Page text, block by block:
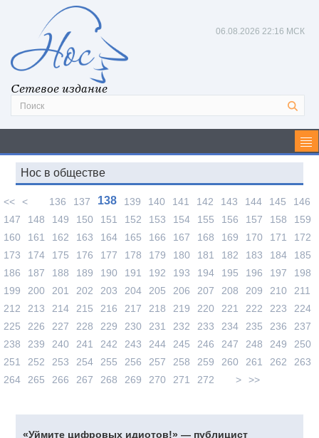
Сетевое издание
06.08.2026 22:16 МСК
Нос в обществе
<< < 136 137 138 139 140 141 142 143 144 145
146
147
148 149 150 151 152 153 154 155 156 157 158
159
160
161 162 163 164 165 166 167 168 169 170 171
172
173
174 175 176 177 178 179 180 181 182 183 184
185
186
187 188 189 190 191 192 193 194 195 196 197
198
199
200 201 202 203 204 205 206 207 208 209 210
211
212
213 214 215 216 217 218 219 220 221 222 223
224
225
226 227 228 229 230 231 232 233 234 235 236
237
238
239 240 241 242 243 244 245 246 247 248 249
250
251
252 253 254 255 256 257 258 259 260 261 262
263
264
265 266 267 268 269 270 271 272 > >>
«Уймите цифровых идиотов!» — публицист